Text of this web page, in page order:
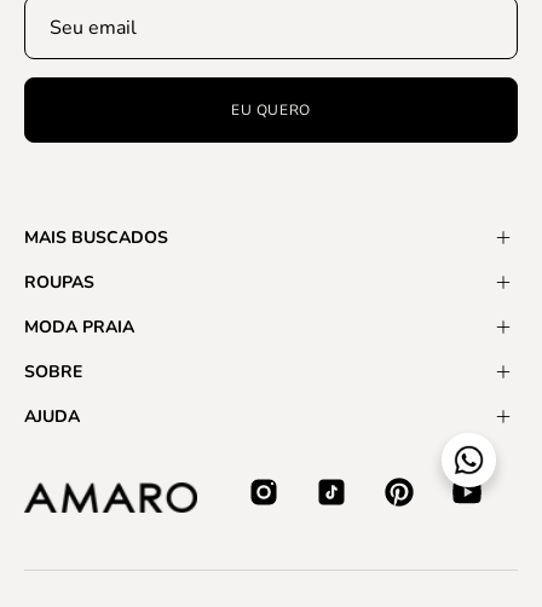
EU QUERO
MAIS BUSCADOS
ROUPAS
MODA PRAIA
SOBRE
AJUDA